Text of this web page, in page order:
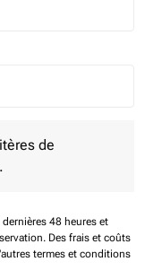
de
48 heures et
Des frais et coûts
termes et conditions